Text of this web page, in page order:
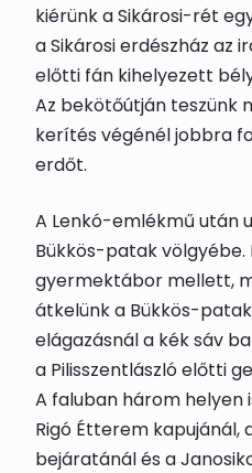
kiérünk a Sikárosi-rét
aSikárosi erdészház az
előtti fán kihelyezett
Az bekötőútján teszünk
kerítés végénél jobbra
erdőt.
A Lenkó-emlékmű után
Bükkös-patak völgyébe.
gyermektábor mellett,
átkelünk a Bükkös-
elágazásnál a kék sáv
a Pilisszentlászlóelőtti
A faluban három helyen
Rigó Étterem kapujánál,
bejáratánál és a